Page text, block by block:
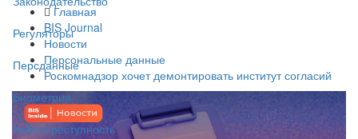
Регуляторы
Персданные
Биометрия
Киберпреступность
Главная
BIS Journal
Новости
Персональные данные
Роскомнадзор хочет демонтировать институт согласий